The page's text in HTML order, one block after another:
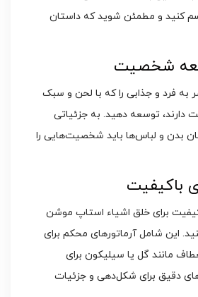
کنید و مطمئن شوید که داستان
شخصیت
فرد و جذابی را که با لحن و سبک
دارند، توسعه دهید. به جزئیاتی
بدن و لباس‌ها باید شخصیت‌هایی را
باکیفیت
برای خلق اشیاء استاپ موشن
این شامل آرماتورهای محکم برای
مانند گل یا سیلیکون برای
دقیق برای شکل‌دهی و جزئیات